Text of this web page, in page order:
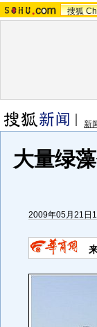
搜狐
新
大量绿
2009年05月21日